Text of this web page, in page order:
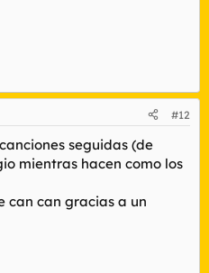
#12
seguidas (de
mientras hacen como los
can can gracias a un